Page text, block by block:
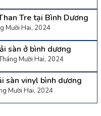
Tre tại Bình Dương
Mười Hai, 2024
sàn ở bình dương
Mười Hai, 2024
sàn vinyl bình dương
Mười Hai, 2024